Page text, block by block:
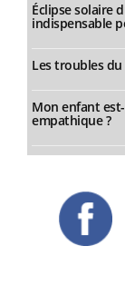
Éclipse solaire
indispensable
Les troubles
Mon enfant
empathique ?